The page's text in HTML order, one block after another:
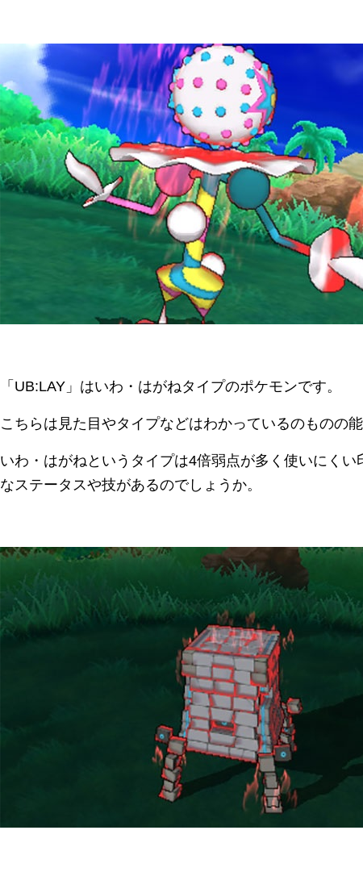
「UB:LAY」はいわ・はがねタイプのポケモンです。
こちらは見た目やタイプなどはわかっているのものの能
いわ・はがねというタイプは4倍弱点が多く使いにくい
なステータスや技があるのでしょうか。